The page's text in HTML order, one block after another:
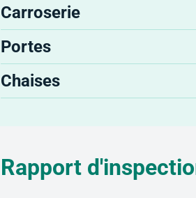
Carroserie
Portes
Chaises
Rapport